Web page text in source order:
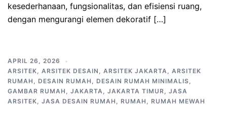
kesederhanaan, fungsionalitas, dan efisiensi ruang,
dengan mengurangi elemen dekoratif […]
APRIL 26, 2026
ARSITEK, ARSITEK DESAIN , ARSITEK JAKARTA, ARSITEK
RUMAH , DESAIN RUMAH , DESAIN RUMAH MINIMALIS,
GAMBAR RUMAH , JAKARTA, JAKARTA TIMUR, JASA
ARSITEK, JASA DESAIN RUMAH , RUMAH , RUMAH MEWAH